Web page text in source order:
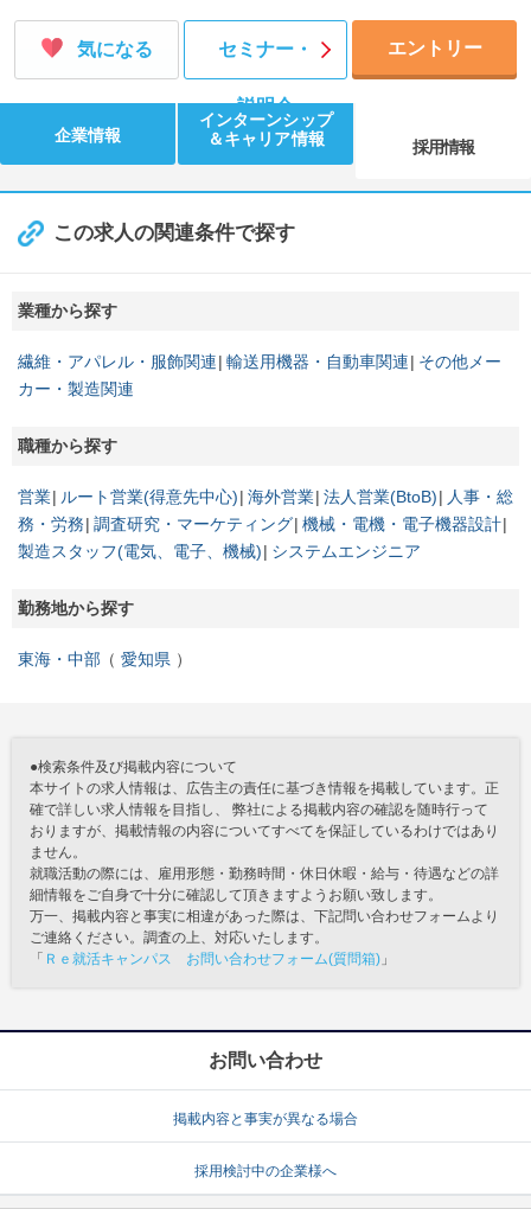
気になる セミナー・
説明会
エントリー
企業情報
インターンシップ
＆キャリア情報
採用情報
この求人の関連条件で探す
業種から探す
繊維・アパレル・服飾関連 輸送用機器・自動車関連
その他メー
カー・製造関連
職種から探す
営業 ルート営業(得意先中心) 海外営業 法人営業(BtoB)
人事・総
務・労務 調査研究・マーケティング 機械・電機・電子機器設計
製造スタッフ(電気、電子、機械)
システムエンジニア
勤務地から探す
東海・中部 愛知県
●検索条件及び掲載内容について
本サイトの求人情報は、広告主の責任に基づき情報を掲載しています。正
確で詳しい求人情報を目指し、 弊社による掲載内容の確認を随時行って
おりますが、掲載情報の内容についてすべてを保証しているわけではあり
ません。
就職活動の際には、雇用形態・勤務時間・休日休暇・給与・待遇などの詳
細情報をご自身で十分に確認して頂きますようお願い致します。
万一、掲載内容と事実に相違があった際は、下記問い合わせフォームより
ご連絡ください。調査の上、対応いたします。
「 Ｒｅ就活キャンパス お問い合わせフォーム(質問箱) 」
お問い合わせ
掲載内容と事実が異なる場合
採用検討中の企業様へ